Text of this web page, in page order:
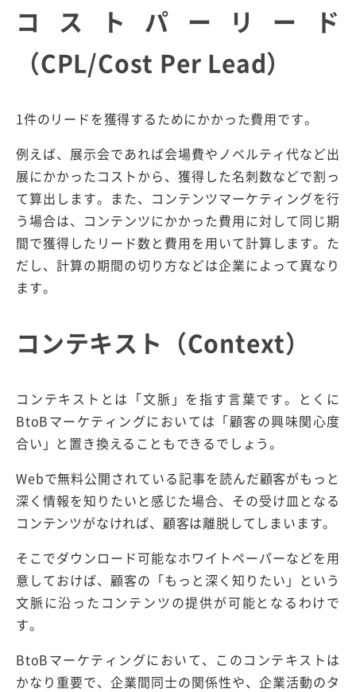
コストパーリード
（CPL/Cost Per Lead）
1件のリードを獲得するためにかかった費用です。
例えば、展示会であれば会場費やノベルティ代など出
展にかかったコストから、獲得した名刺数などで割っ
て算出します。また、コンテンツマーケティングを行
う場合は、コンテンツにかかった費用に対して同じ期
間で獲得したリード数と費用を用いて計算します。た
だし、計算の期間の切り方などは企業によって異なり
ます。
コンテキスト（Context）
コンテキストとは「文脈」を指す言葉です。とくに
BtoBマーケティングにおいては「顧客の興味関心度
合い」と置き換えることもできるでしょう。
Webで無料公開されている記事を読んだ顧客がもっと
深く情報を知りたいと感じた場合、その受け皿となる
コンテンツがなければ、顧客は離脱してしまいます。
そこでダウンロード可能なホワイトペーパーなどを用
意しておけば、顧客の「もっと深く知りたい」という
文脈に沿ったコンテンツの提供が可能となるわけで
す。
BtoBマーケティングにおいて、このコンテキストは
かなり重要で、企業間同士の関係性や、企業活動のタ